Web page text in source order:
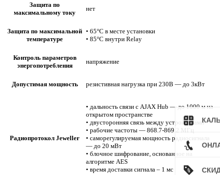
Защита по
максимальному току
нет
Защита по максимальной
температуре
• 65°C в месте установки
• 85°C внутри Relay
Контроль параметров
энергопотребления
напряжение
Допустимая мощность резистивная нагрузка при 230В — до 3кВт
Радиопротокол Jeweller
• дальность связи с AJAX Hub — до 1000 м на
открытом пространстве
• двусторонняя связь между устройствами
• рабочие частоты — 868.7-869.2 МГц
• саморегулируемая мощность радиосигнала
— до 20 мВт
• блочное шифрование, основанное на
алгоритме AES
• время доставки сигнала – 1 мс